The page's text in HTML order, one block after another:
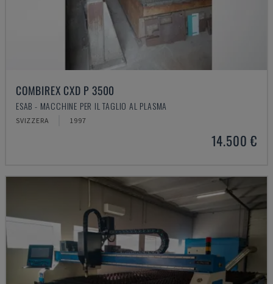
COMBIREX CXD P 3500
ESAB - MACCHINE PER IL TAGLIO AL PLASMA
SVIZZERA 1997
14.500 €